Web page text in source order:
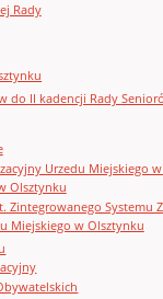
Rady
do II kadencji Rady
Urzedu Miejskiego
Olsztynku
Zintegrowanego Systemu
Miejskiego w Olsztynku